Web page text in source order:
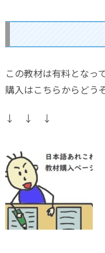
この教材は有料となっ
購入はこちらからどう
↓ ↓ ↓